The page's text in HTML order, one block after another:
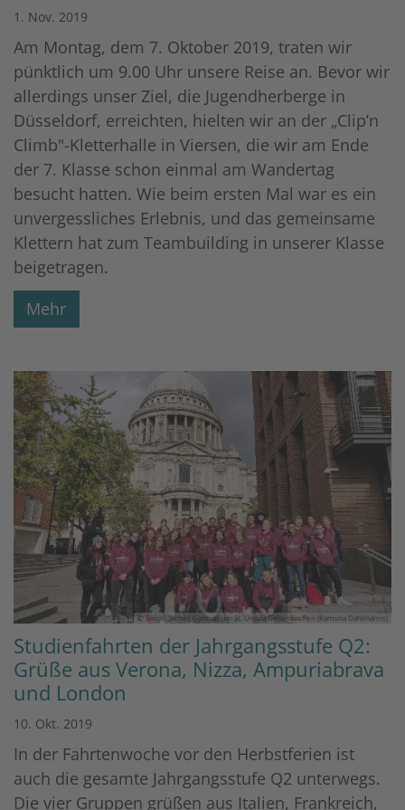
1. Nov. 2019
Am Montag, dem 7. Oktober 2019, traten wir
pünktlich um 9.00 Uhr unsere Reise an. Bevor wir
allerdings unser Ziel, die Jugendherberge in
Düsseldorf, erreichten, hielten wir an der „Clip’n
Climb"-Kletterhalle in Viersen, die wir am Ende
der 7. Klasse schon einmal am Wandertag
besucht hatten. Wie beim ersten Mal war es ein
unvergessliches Erlebnis, und das gemeinsame
Klettern hat zum Teambuilding in unserer Klasse
beigetragen.
Mehr
© Bischöfliches Gymnasium St. Ursula Geilenkirchen (Ramona Dahlmanns)
Studienfahrten der Jahrgangsstufe Q2:
Grüße aus Verona, Nizza, Ampuriabrava
und London
10. Okt. 2019
In der Fahrtenwoche vor den Herbstferien ist
auch die gesamte Jahrgangsstufe Q2 unterwegs.
Die vier Gruppen grüßen aus Italien, Frankreich,